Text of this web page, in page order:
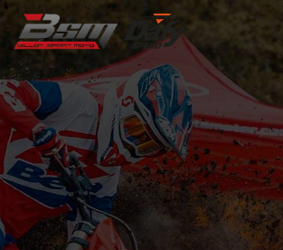
Panneau de gestion des cookies